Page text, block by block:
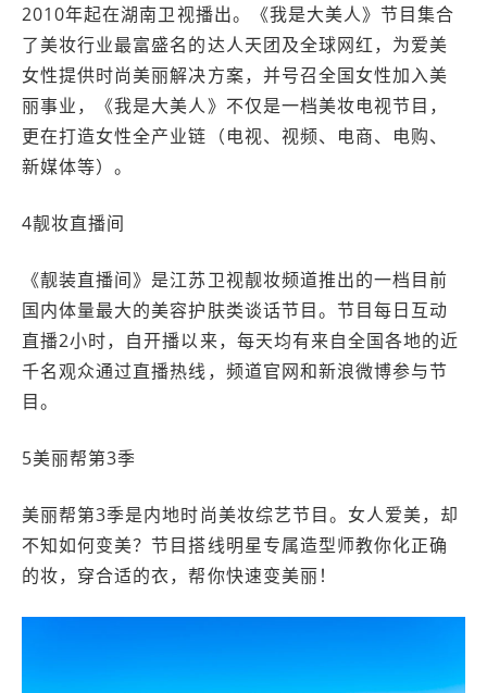
2010年起在湖南卫视播出。《我是大美人》节目集合
了美妆行业最富盛名的达人天团及全球网红，为爱美
女性提供时尚美丽解决方案，并号召全国女性加入美
丽事业，《我是大美人》不仅是一档美妆电视节目，
更在打造女性全产业链（电视、视频、电商、电购、
新媒体等）。
4靓妆直播间
《靓装直播间》是江苏卫视靓妆频道推出的一档目前
国内体量最大的美容护肤类谈话节目。节目每日互动
直播2小时，自开播以来，每天均有来自全国各地的近
千名观众通过直播热线，频道官网和新浪微博参与节
目。
5美丽帮第3季
美丽帮第3季是内地时尚美妆综艺节目。女人爱美，却
不知如何变美？节目搭线明星专属造型师教你化正确
的妆，穿合适的衣，帮你快速变美丽！